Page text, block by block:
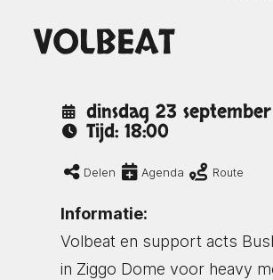
VOLBEAT
dinsdag 23
Tijd: 18:00
Delen Agenda Route
Informatie:
Volbeat en support acts
in Ziggo Dome voor heavy